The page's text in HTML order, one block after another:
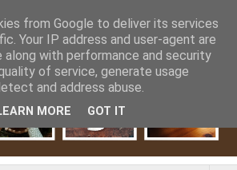
from Google to deliver its services
Your IP address and user-agent are
along with performance and security
of service, generate usage
and address abuse.
MORE GOT IT